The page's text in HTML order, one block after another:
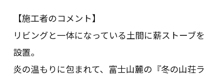
【施工者のコメント】
リビングと一体になっている土間に薪ストーブを
設置。
炎の温もりに包まれて、富士山麓の『冬の山荘ラ